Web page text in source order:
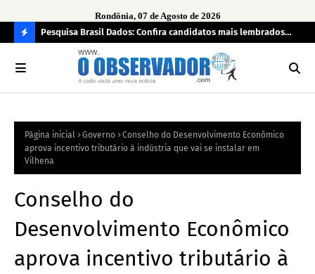
Rondônia, 07 de Agosto de 2026
O
R
A
Pesquisa Brasil Dados: Confira candidatos mais lembrados
pelo eleitorado de Rondônia para deputado estadual
Página inicial Governo
Conselho do Desenvolvimento Econômico
aprova incentivo tributário à indústria que vai se instalar em
Vilhena
Conselho do
Desenvolvimento Econômico
aprova incentivo tributário à